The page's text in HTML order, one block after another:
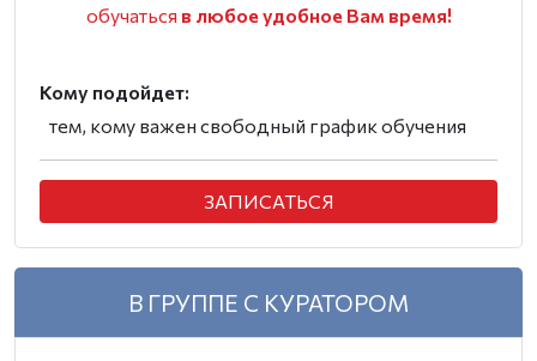
обучаться в любое удобное Вам время!
Кому подойдет:
тем, кому важен свободный график обучения
ЗАПИСАТЬСЯ
В ГРУППЕ С КУРАТОРОМ